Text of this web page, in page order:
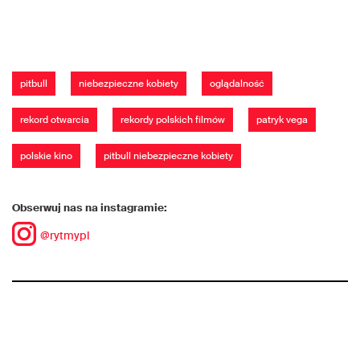
pitbull niebezpieczne kobiety oglądalność
rekord otwarcia rekordy polskich filmów patryk vega
polskie kino pitbull niebezpieczne kobiety
Obserwuj nas na instagramie:
@rytmypl